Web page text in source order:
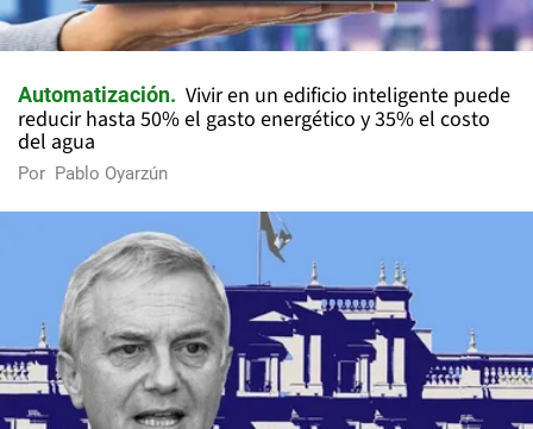
Automatización
Vivir en un edificio inteligente puede
reducir hasta 50% el gasto energético y 35% el costo
del agua
Por Pablo Oyarzún